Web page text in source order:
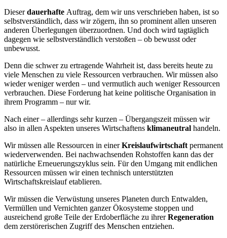
Dieserdauerhafte Auftrag, dem wir uns verschrieben haben, ist so
selbstverständlich, dass wir zögern, ihn so prominent allen unseren
anderen Überlegungen überzuordnen. Und doch wird tagtäglich
dagegen wie selbstverständlich verstoßen – ob bewusst oder
unbewusst.
Denn die schwer zu ertragende Wahrheit ist, dass bereits heute zu
viele Menschen zu viele Ressourcen verbrauchen. Wir müssen also
wieder weniger werden – und vermutlich auch weniger Ressourcen
verbrauchen. Diese Forderung hat keine politische Organisation in
ihrem Programm – nur wir.
Nach einer – allerdings sehr kurzen – Übergangszeit müssen wir
also in allen Aspekten unseres Wirtschaftens klimaneutral handeln.
Wir müssen alle Ressourcen in einerKreislaufwirtschaft permanent
wiederverwenden. Bei nachwachsenden Rohstoffen kann das der
natürliche Erneuerungszyklus sein. Für den Umgang mit endlichen
Ressourcen müssen wir einen technisch unterstützten
Wirtschaftskreislauf etablieren.
Wir müssen die Verwüstung unseres Planeten durch Entwalden,
Vermüllen und Vernichten ganzer Ökosysteme stoppen und
ausreichend große Teile der Erdoberfläche zu ihrerRegeneration
dem zerstörerischen Zugriff des Menschen entziehen.